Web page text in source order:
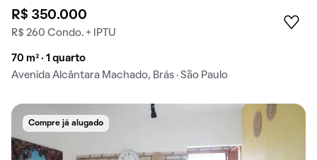
R$ 350.000
R$ 260 Condo. + IPTU
70 m² · 1 quarto
Avenida Alcântara Machado, Brás · São Paulo
Compre já alugado